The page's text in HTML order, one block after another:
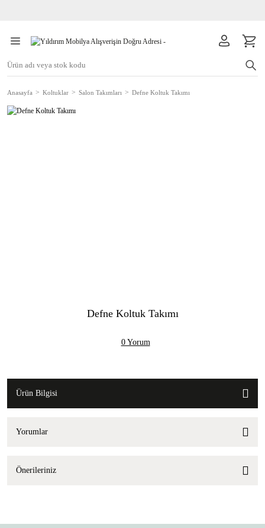
Anasayfa Koltuklar Salon Takımları Defne Koltuk Takımı
Defne Koltuk Takımı
0 Yorum
Ürün Bilgisi
Yorumlar
Önerileriniz